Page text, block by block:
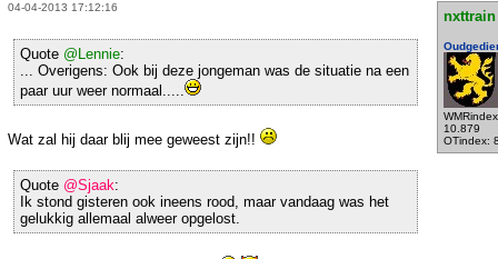
04-04-2013 17:12:16
nxttrain
10.879
OTindex:
Quote @Lennie:
... Overigens: Ook bij deze jongeman was de situatie na een
paar uur weer normaal.....
Wat zal hij daar blij mee geweest zijn!!
Quote @Sjaak:
Ik stond gisteren ook ineens rood, maar vandaag was het
gelukkig allemaal alweer opgelost.